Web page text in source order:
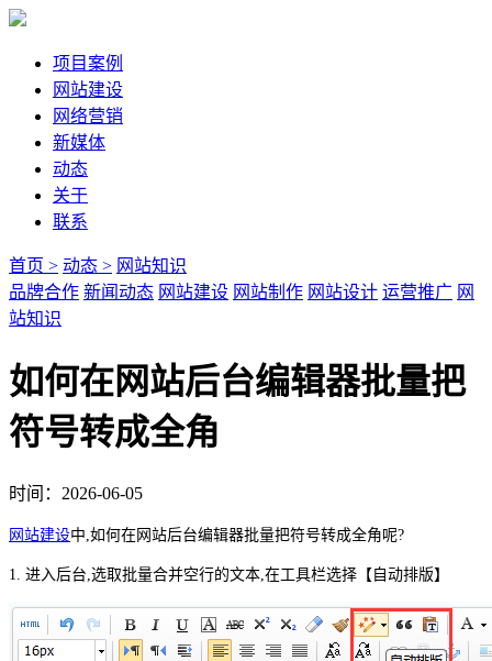
项目案例
网站建设
网络营销
新媒体
动态
关于
联系
首页 > 动态 > 网站知识
品牌合作 新闻动态 网站建设 网站制作 网站设计 运营推广 网
站知识
如何在网站后台编辑器批量把
符号转成全角
时间：2026-06-05
网站建设中,如何在网站后台编辑器批量把符号转成全角 呢?
1. 进入后台,选取批量合并空行的文本,在工具栏选择【自动排版】